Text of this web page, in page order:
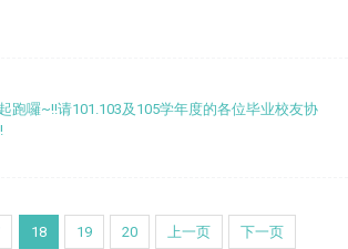
跑囉~!!请101.103及105学年度的各位毕业校友协
18 19 20 上一页 下一页